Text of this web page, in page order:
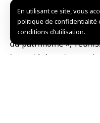
En utilisant ce site, vous
politique de confidentialité
conditions d’utilisation.
Damas, (SANA)L’
une soirée artistique
du patrimoine »,
la société syrienne